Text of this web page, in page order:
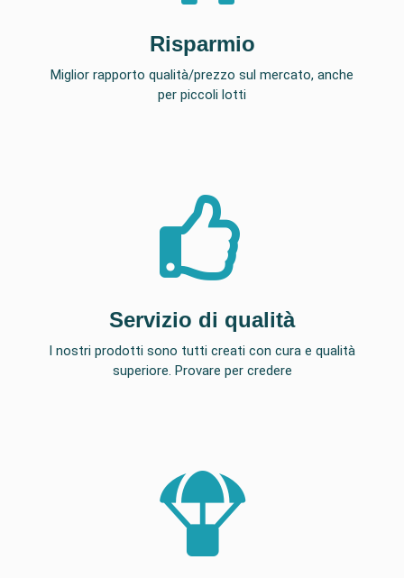
Risparmio
Miglior rapporto qualità/prezzo sul mercato, anche
per piccoli lotti
Servizio di qualità
I nostri prodotti sono tutti creati con cura e qualità
superiore. Provare per credere